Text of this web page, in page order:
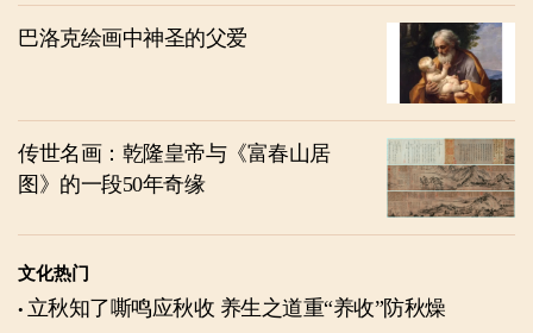
巴洛克绘画中神圣的父爱
传世名画：乾隆皇帝与《富春山居
图》的一段50年奇缘
文化热门
立秋知了嘶鸣应秋收 养生之道重“养收”防秋燥